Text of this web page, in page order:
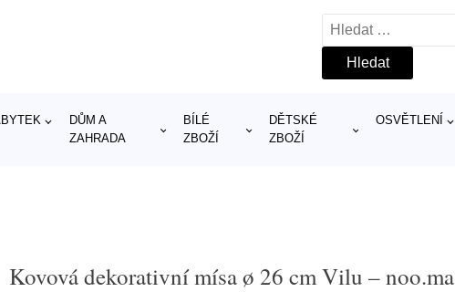
Vyhledávání
DŮM A
ZAHRADA
BÍLÉ
ZBOŽÍ
DĚTSKÉ
ZBOŽÍ
OSVĚTLENÍ
Kovová dekorativní mísa ø 26 cm Vilu – noo.ma